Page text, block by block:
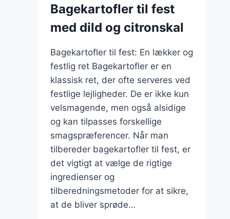
Bagekartofler til fest
med dild og citronskal
Bagekartofler til fest: En lækker og
festlig ret Bagekartofler er en
klassisk ret, der ofte serveres ved
festlige lejligheder. De er ikke kun
velsmagende, men også alsidige
og kan tilpasses forskellige
smagspræferencer. Når man
tilbereder bagekartofler til fest, er
det vigtigt at vælge de rigtige
ingredienser og
tilberedningsmetoder for at sikre,
at de bliver sprøde…